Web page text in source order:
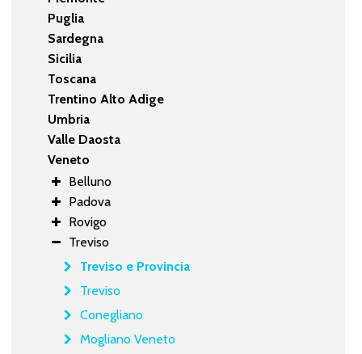
Puglia
Sardegna
Sicilia
Toscana
Trentino Alto Adige
Umbria
Valle Daosta
Veneto
Belluno
Padova
Rovigo
Treviso
Treviso e Provincia
Treviso
Conegliano
Mogliano Veneto